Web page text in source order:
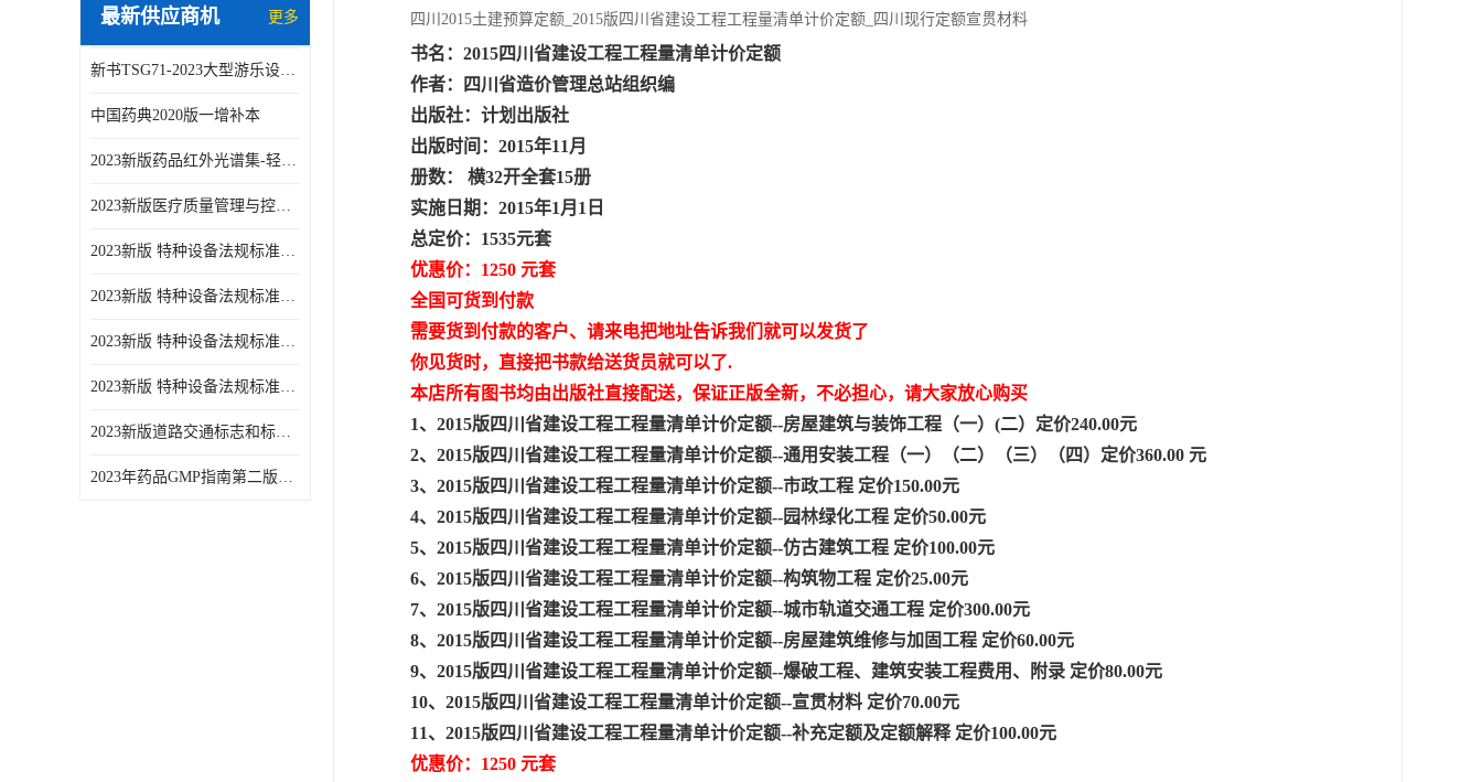
最新供应商机 更多
新书TSG71-2023大型游乐设施安全技术规程
中国药典2020版一增补本
2023新版药品红外光谱集-轻工业出版社
2023新版医疗质量管理与控制指标汇编5.0版
2023新版 特种设备法规标准手册 机电类标准客运索道卷
2023新版 特种设备法规标准手册 机电类标准游乐设施卷
2023新版 特种设备法规标准手册 安全技术规范卷共三本
2023新版 特种设备法规标准手册 机电类标准电梯卷 共两本
2023新版道路交通标志和标线手册
2023年药品GMP指南第二版全6册
四川2015土建预算定额_2015版四川省建设工程工程量清单计价定额_四川现行定额宣贯材料
书名：2015四川省建设工程工程量清单计价定额
作者：四川省造价管理总站组织编
出版社：计划出版社
出版时间：2015年11月
册数： 横32开全套15册
实施日期：2015年1月1日
总定价：1535元套
优惠价：1250 元套
全国可货到付款
需要货到付款的客户、请来电把地址告诉我们就可以发货了
你见货时，直接把书款给送货员就可以了.
本店所有图书均由出版社直接配送，保证正版全新，不必担心，请大家放心购买
1、2015版四川省建设工程工程量清单计价定额--房屋建筑与装饰工程（一）(二）定价240.00元
2、2015版四川省建设工程工程量清单计价定额--通用安装工程（一）（二）（三）（四）定价360.00 元
3、2015版四川省建设工程工程量清单计价定额--市政工程 定价150.00元
4、2015版四川省建设工程工程量清单计价定额--园林绿化工程 定价50.00元
5、2015版四川省建设工程工程量清单计价定额--仿古建筑工程 定价100.00元
6、2015版四川省建设工程工程量清单计价定额--构筑物工程 定价25.00元
7、2015版四川省建设工程工程量清单计价定额--城市轨道交通工程 定价300.00元
8、2015版四川省建设工程工程量清单计价定额--房屋建筑维修与加固工程 定价60.00元
9、2015版四川省建设工程工程量清单计价定额--爆破工程、建筑安装工程费用、附录 定价80.00元
10、2015版四川省建设工程工程量清单计价定额--宣贯材料 定价70.00元
11、2015版四川省建设工程工程量清单计价定额--补充定额及定额解释 定价100.00元
优惠价：1250 元套